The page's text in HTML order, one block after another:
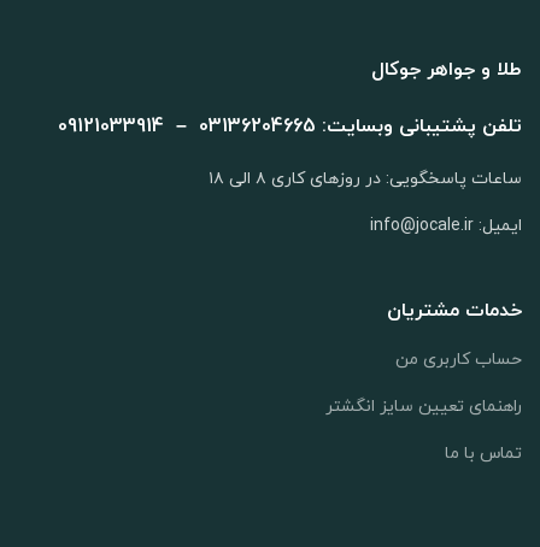
طلا و جواهر جوکال
تلفن پشتیبانی وبسایت: 03136204665 – 09121033914
ساعات پاسخگویی: در روزهای کاری ۸ الی ۱۸
ایمیل: info@jocale.ir
خدمات مشتریان
حساب کاربری من
راهنمای تعیین سایز انگشتر
تماس با ما